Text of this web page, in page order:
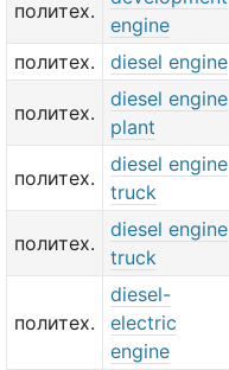
политех.
engine
политех. diesel engine
политех.
diesel engine
plant
политех.
diesel engine
truck
политех.
diesel engine
truck
политех.
diesel-
electric
engine